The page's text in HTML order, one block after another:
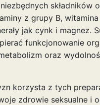
składników
z grupy B,
jak cynk i magnez.
funkcjonowanie
oraz
korzysta z tych
zdrowie seksualne i